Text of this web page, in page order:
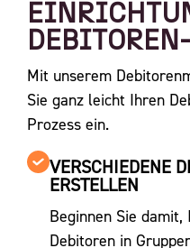
Mit unserem
Sie ganz leicht Ihren
Prozess ein.
VERSCHIEDENE
ERSTELLEN
Beginnen Sie
Debitoren in